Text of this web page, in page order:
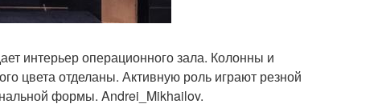
интерьер операционного зала. Колонны и
цвета отделаны. Активную роль играют резной
формы. Andrei_Mikhailov.